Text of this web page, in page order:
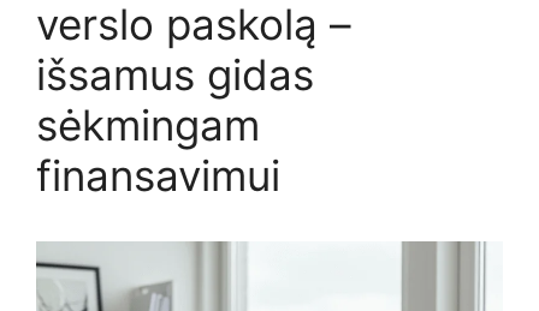
verslo paskolą –
išsamus gidas
sėkmingam
finansavimui